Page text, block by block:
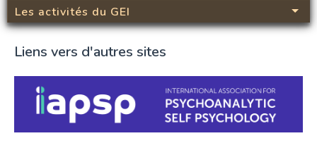
Les activités du GEI
Liens vers d'autres sites